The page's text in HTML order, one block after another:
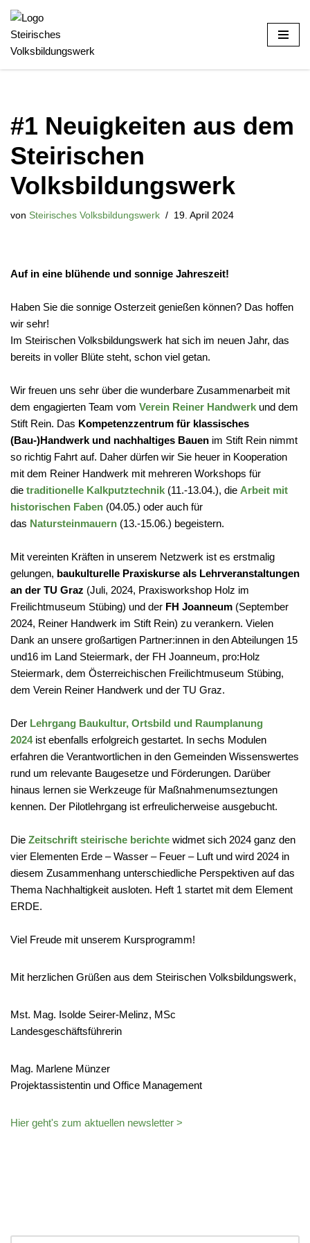
Zum
Inhalt
#1 Neuigkeiten aus dem
Steirischen
Volksbildungswerk
von Steirisches Volksbildungswerk 19. April 2024
Auf in eine blühende und sonnige Jahreszeit!
Haben Sie die sonnige Osterzeit genießen können? Das hoffen
wir sehr!
Im Steirischen Volksbildungswerk hat sich im neuen Jahr, das
bereits in voller Blüte steht, schon viel getan.
Wir freuen uns sehr über die wunderbare Zusammenarbeit mit
dem engagierten Team vom Verein Reiner Handwerk und dem
Stift Rein. Das Kompetenzzentrum für klassisches
(Bau-)Handwerk und nachhaltiges Bauen im Stift Rein nimmt
so richtig Fahrt auf. Daher dürfen wir Sie heuer in Kooperation
mit dem Reiner Handwerk mit mehreren Workshops für
die traditionelle Kalkputztechnik (11.-13.04.), die Arbeit mit
historischen Faben (04.05.) oder auch für
das Natursteinmauern (13.-15.06.) begeistern.
Mit vereinten Kräften in unserem Netzwerk ist es erstmalig
gelungen, baukulturelle Praxiskurse als Lehrveranstaltungen
an der TU Graz (Juli, 2024, Praxisworkshop Holz im
Freilichtmuseum Stübing) und der FH Joanneum (September
2024, Reiner Handwerk im Stift Rein) zu verankern. Vielen
Dank an unsere großartigen Partner:innen in den Abteilungen 15
und16 im Land Steiermark, der FH Joanneum, pro:Holz
Steiermark, dem Österreichischen Freilichtmuseum Stübing,
dem Ver­ein Reiner Handwerk und der TU Graz.
Der Lehrgang Baukultur, Ortsbild und Raumplanung
2024ist ebenfalls erfolgreich gestartet. In sechs Modulen
erfahren die Verantwortlichen in den Gemeinden Wissenswertes
rund um relevante Baugesetze und Förderungen. Darüber
hinaus lernen sie Werkzeuge für Maßnahmenumseztungen
kennen. Der Pilotlehrgang ist erfreulicherweise ausgebucht.
Die Zeitschrift steirische berichte widmet sich 2024 ganz den
vier Elementen Erde – Wasser – Feuer – Luft und wird 2024 in
diesem Zusammenhang unterschiedliche Perspektiven auf das
Thema Nachhaltigkeit ausloten. Heft 1 startet mit dem Element
ERDE.
Viel Freude mit unserem Kursprogramm!
Mit herzlichen Grüßen aus dem Steirischen Volksbildungswerk,
Mst. Mag. Isolde Seirer-Melinz, MSc
Landesgeschäftsführerin
Mag. Marlene Münzer
Projektassistentin und Office Management
Hier geht's zum aktuellen newsletter >